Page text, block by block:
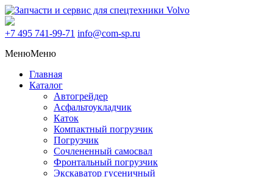
+7 495 741-99-71 info@com-sp.ru
МенюМеню
Главная
Каталог
Автогрейдер
Асфальтоукладчик
Каток
Компактный погрузчик
Погрузчик
Сочлененный самосвал
Фронтальный погрузчик
Экскаватор гусеничный